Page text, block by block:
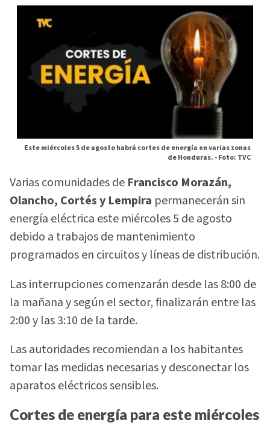
Este miércoles 5 de agosto habrá cortes de energía en varias zonas
de Honduras. -Foto: TVC
Varias comunidades de Francisco Morazán,
Olancho, Cortés y Lempira permanecerán sin
energía eléctrica este miércoles 5 de agosto
debido a trabajos de mantenimiento
programados en circuitos y líneas de distribución.
Las interrupciones comenzarán desde las 8:00 de
la mañana y según el sector, finalizarán entre las
2:00 y las 3:10 de la tarde.
Las autoridades recomiendan a los habitantes
tomar las medidas necesarias y desconectar los
aparatos eléctricos sensibles.
Cortes de energía para este miércoles